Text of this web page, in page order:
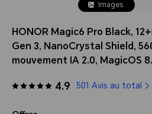
Images
HONOR Magic6 Pro Black,
Gen 3, NanoCrystal Shield,
mouvement IA 2.0, MagicOS
4.9 501 Avis au total